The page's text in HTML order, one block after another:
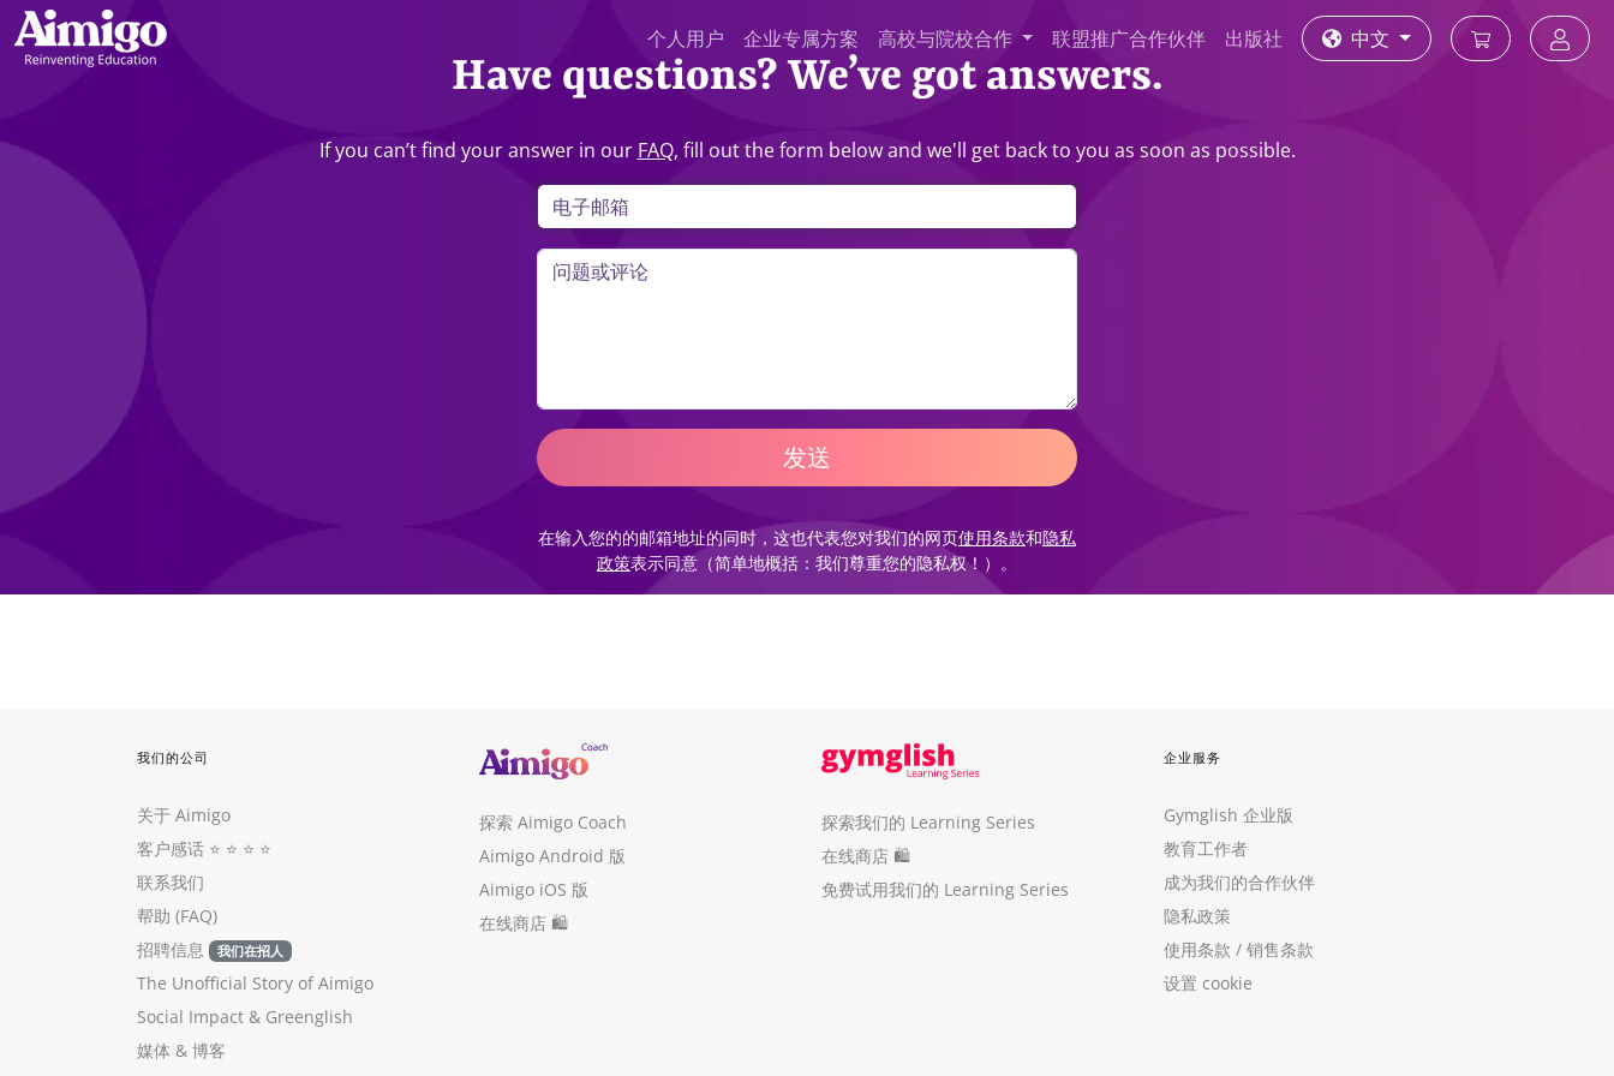
个人用户 企业专属方案 高校与院校合作 联盟推广合作伙伴 出版社 中文
Have questions? We’ve got answers.
If you can’t find your answer in our FAQ, fill out the form below and we'll get back to you as soon as possible.
发送
在输入您的的邮箱地址的同时，这也代表您对我们的网页使用条款和隐私
政策表示同意（简单地概括：我们尊重您的隐私权！）。
我们的公司
关于 Aimigo
客户感话 ⭐️ ⭐️ ⭐️ ⭐️
联系我们
帮助 (FAQ)
招聘信息
我们在招人
The Unofficial Story of Aimigo
Social Impact & Greenglish
媒体 & 博客
探索 Aimigo Coach
Aimigo Android 版
Aimigo iOS 版
在线商店 🛍
探索我们的 Learning Series
在线商店 🛍
免费试用我们的 Learning Series
企业服务
Gymglish 企业版
教育工作者
成为我们的合作伙伴
隐私政策
使用条款 / 销售条款
设置 cookie